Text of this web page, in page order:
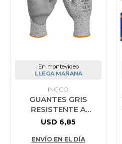
En montevideo
LLEGA MAÑANA
INGCO
GUANTES GRIS
RESISTENTE A
CORTES HGCG01-XL
USD 6,85
ENVÍO EN EL DÍA